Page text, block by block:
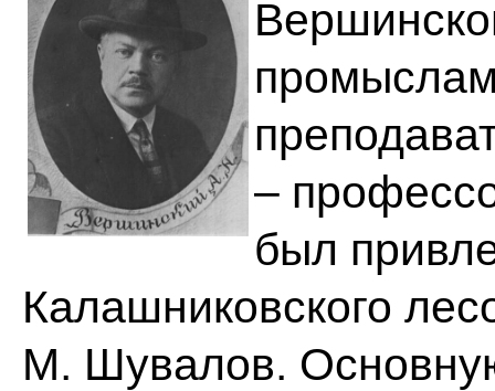
–
был
Калашниковского
М. Шувалов.